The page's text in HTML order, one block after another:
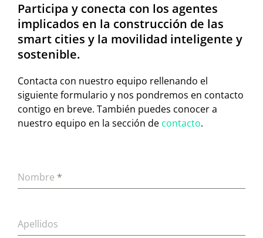
Participa y conecta con los agentes
implicados en la construcción de las
smart cities y la movilidad inteligente y
sostenible.
Contacta con nuestro equipo rellenando el
siguiente formulario y nos pondremos en contacto
contigo en breve. También puedes conocer a
nuestro equipo en la sección de contacto.
Nombre *
Apellidos